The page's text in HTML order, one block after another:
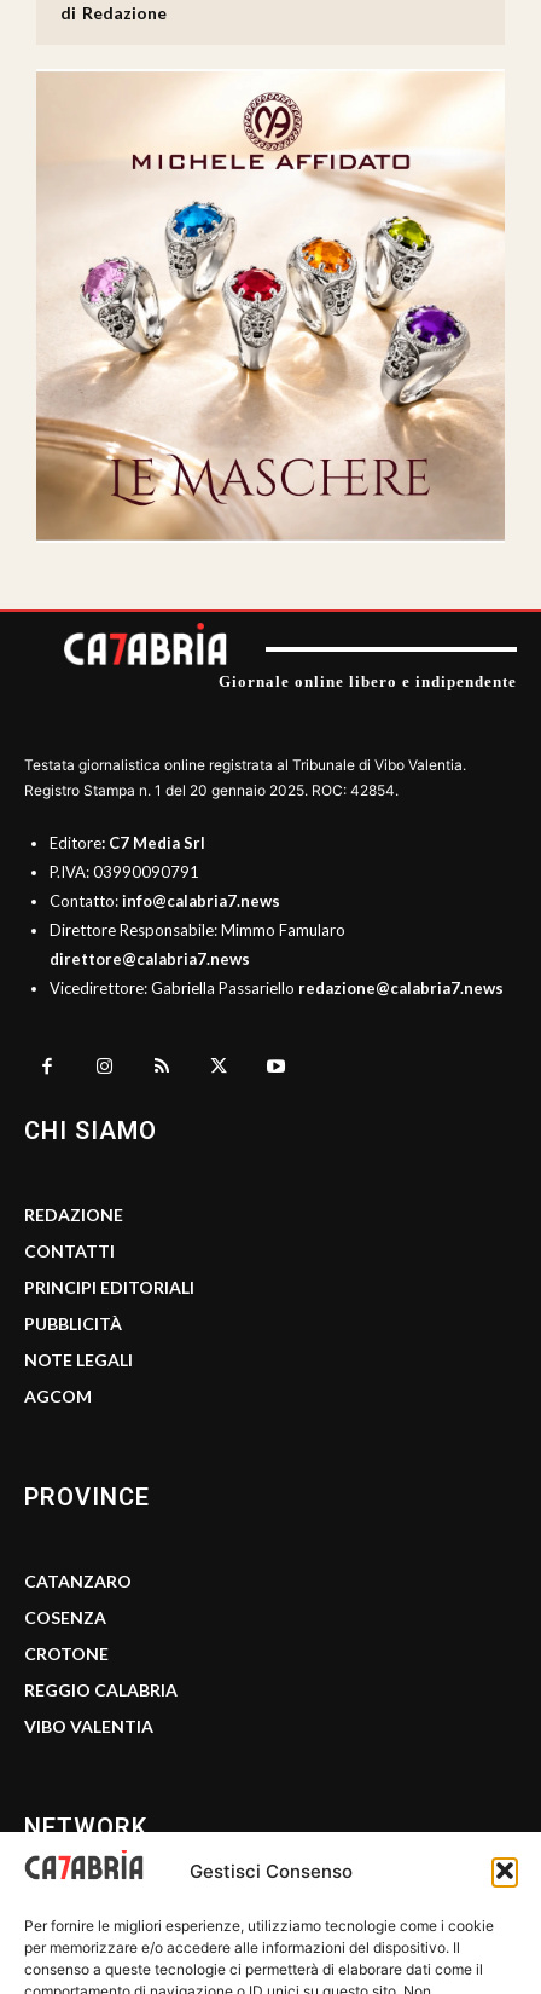
Gestisci Consenso
Per fornire le migliori esperienze, utilizziamo tecnologie come i cookie
per memorizzare e/o accedere alle informazioni del dispositivo. Il
consenso a queste tecnologie ci permetterà di elaborare dati come il
Redazione
Giornale online libero e indipendente
Testata giornalistica online registrata al Tribunale di Vibo Valentia.
Registro Stampa n. 1 del 20 gennaio 2025. ROC: 42854.
Editore: C7 Media Srl
P.IVA: 03990090791
Contatto:info@calabria7.news
Direttore Responsabile: Mimmo Famularo
direttore@calabria7.news
Vicedirettore: Gabriella Passariello redazione@calabria7.news
CHI SIAMO
REDAZIONE
CONTATTI
PRINCIPI EDITORIALI
PUBBLICITÀ
NOTE LEGALI
AGCOM
PROVINCE
CATANZARO
COSENZA
CROTONE
REGGIO CALABRIA
VIBO VALENTIA
NETWORK
WE CALABRIA
C7 PLAY